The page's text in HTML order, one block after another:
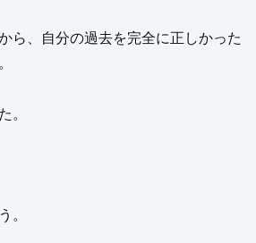
ら、自分の過去を完全に正しかった
。
。